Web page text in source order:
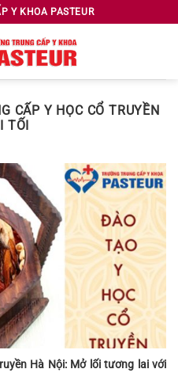
Y KHOA PASTEUR
CẤP Y HỌC CỔ TRUYỀN
TỐI
Hà Nội: Mở lối tương lai với